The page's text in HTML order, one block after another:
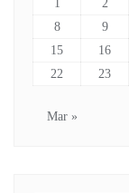
1
2
8
9
15
16
22
23
Mar »